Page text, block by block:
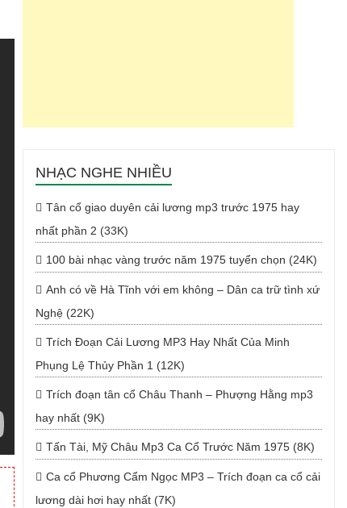
NHẠC NGHE NHIỀU
Tân cổ giao duyên cải lương mp3 trước 1975 hay
nhất phần 2 (33K)
100 bài nhạc vàng trước năm 1975 tuyển chọn (24K)
Anh có về Hà Tĩnh với em không – Dân ca trữ tình xứ
Nghệ (22K)
Trích Đoạn Cải Lương MP3 Hay Nhất Của Minh
Phụng Lệ Thủy Phần 1 (12K)
Trích đoạn tân cổ Châu Thanh – Phượng Hằng mp3
hay nhất (9K)
Tấn Tài, Mỹ Châu Mp3 Ca Cổ Trước Năm 1975 (8K)
Ca cổ Phương Cẩm Ngọc MP3 – Trích đoạn ca cổ cải
lương dài hơi hay nhất (7K)